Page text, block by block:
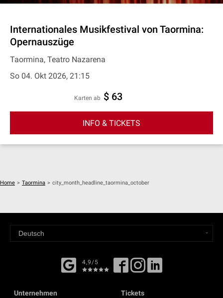
Internationales Musikfestival von Taormina:
Opernauszüge
Taormina, Teatro Nazarena
So 04. Okt 2026, 21:15
Karten ab $ 63
INFO & TICKETS
Home > Taormina > city_month_headline_taormina_october
4,9/5
Unternehmen Tickets